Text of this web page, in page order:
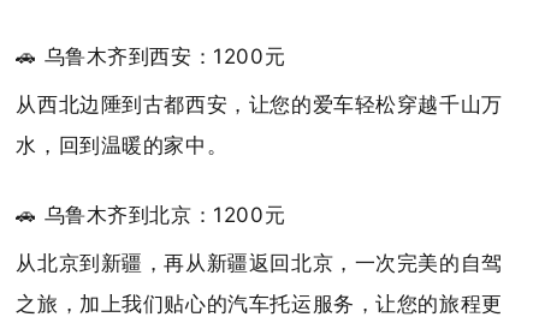
🚗 乌鲁木齐到西安：1200元
从西北边陲到古都西安，让您的爱车轻松穿越千山万
水，回到温暖的家中。
🚗 乌鲁木齐到北京：1200元
从北京到新疆，再从新疆返回北京，一次完美的自驾
之旅，加上我们贴心的汽车托运服务，让您的旅程更